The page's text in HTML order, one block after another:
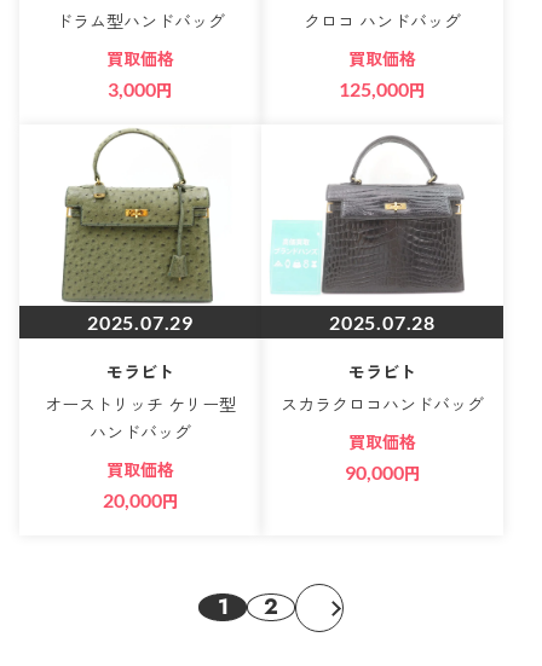
ドラム型ハンドバッグ
買取価格
3,000円
クロコ ハンドバッグ
買取価格
125,000円
2025.07.29
モラビト
オーストリッチ ケリー型
ハンドバッグ
買取価格
20,000円
2025.07.28
モラビト
スカラクロコハンドバッグ
買取価格
90,000円
1 2